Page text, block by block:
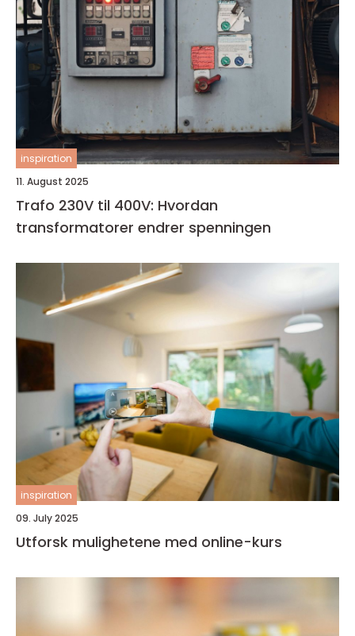
inspiration
11. August 2025
Trafo 230V til 400V: Hvordan
transformatorer endrer spenningen
inspiration
09. July 2025
Utforsk mulighetene med online-kurs